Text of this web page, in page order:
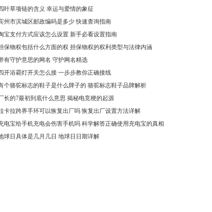
叶草项链的含义 幸运与爱情的象征
州市滨城区邮政编码是多少 快速查询指南
宝支付方式应该怎么设置 新手必看设置指南
保物权包括什么方面的权 担保物权的权利类型与法律内涵
有守护意思的网名 守护网名精选
开浴霸灯开关怎么接 一步步教你正确接线
个骆驼标志的鞋子是什么牌子的 骆驼标志鞋子品牌解析
长的7最初到底什么意思 揭秘电竞梗的起源
卡拉跨界手环可以恢复出厂吗 恢复出厂设置方法详解
电宝给手机充电会伤害手机吗 科学解答正确使用充电宝的真相
球日具体是几月几日 地球日日期详解